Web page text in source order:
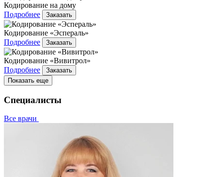
Кодирование на дому
Подробнее
Заказать
Кодирование «Эспераль»
Подробнее
Заказать
Кодирование «Вивитрол»
Подробнее
Заказать
Показать еще
Специалисты
Все врачи